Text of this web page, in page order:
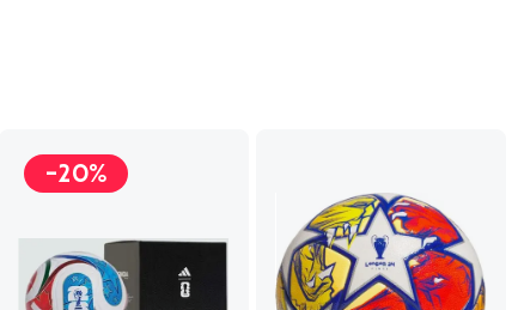
-20%